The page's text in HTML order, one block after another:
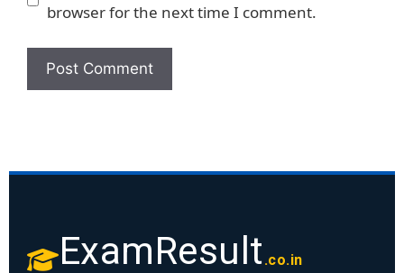
browser for the next time I comment.
ExamResult .co.in